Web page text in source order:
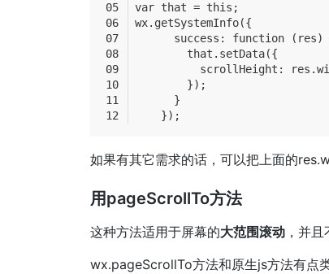
var that = this;
wx.getSystemInfo({
success: function (res)
        that.setData({
scrollHeight:
        });
      }
    });
如果有其它需求的话，可以把上面的
用pageScrollTo方法
这种方法适用于屏幕的大范围滚动 ，并
wx.pageScrollTo方法和原生js方法有点